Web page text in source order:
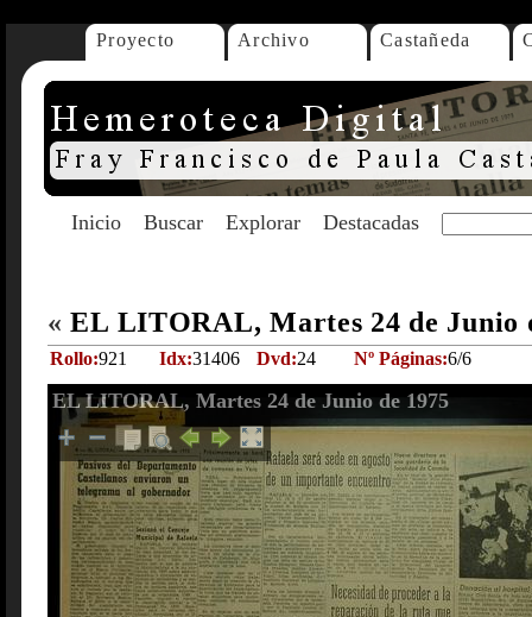
Proyecto Archivo Castañeda
Inicio Buscar Explorar Destacadas
« EL LITORAL, Martes 24 de Junio
Rollo:921 Idx:31406 Dvd:24 Nº Páginas:6/6
EL LITORAL, Martes 24 de Junio de 1975